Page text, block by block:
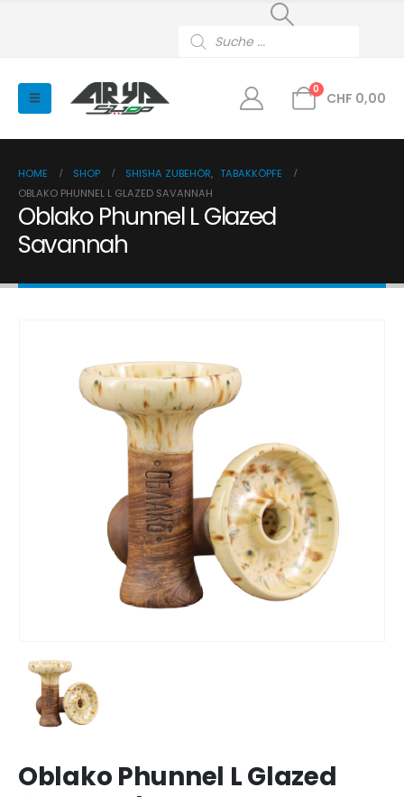
search
0
CHF 0,00
HOME SHOP SHISHA ZUBEHÖR, TABAKKÖPFE
OBLAKO PHUNNEL L GLAZED SAVANNAH
Oblako Phunnel L Glazed
Savannah
Oblako Phunnel L Glazed